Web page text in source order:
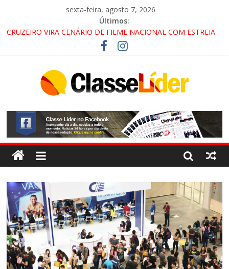
sexta-feira, agosto 7, 2026
Últimos:
CRUZEIRO VIRA CENÁRIO DE FILME NACIONAL COM ESTREIA
PROMOTOR DO GAECO
ACESSO À APARECIDA NA DUTRA SERÁ BLOQUEADO NO FIM
ALTERNATIVAS
LORENA, PINDAMONHANGABA E QUELUZ NA RETA FINAL
PELA FÁBRICA DA COCA-COLA!